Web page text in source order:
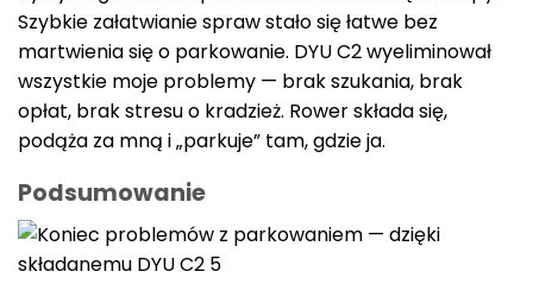
Szybkie załatwianie spraw stało się łatwe bez
martwienia się o parkowanie. DYU C2 wyeliminował
wszystkie moje problemy — brak szukania, brak
opłat, brak stresu o kradzież. Rower składa się,
podąża za mną i „parkuje” tam, gdzie ja.
Podsumowanie